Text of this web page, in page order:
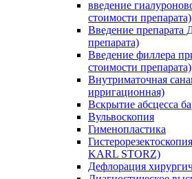
введение
стоимости препарата)
Введение препарата
препарата)
Введение филлера
стоимости препарата)
Внутриматочная
ирригационная)
Вскрытие абсцесса
Вульвоскопия
Гименопластика
KARL STORZ)
Дефлорация